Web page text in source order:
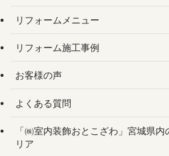
リフォームメニュー
リフォーム施工事例
お客様の声
よくある質問
「㈱室内装飾おとこざわ」宮城県
リア